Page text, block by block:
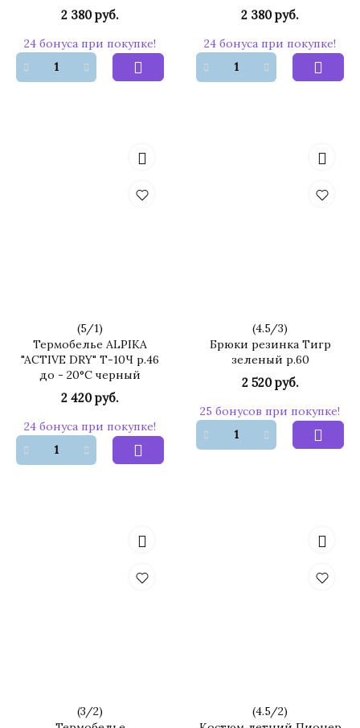
2 380 руб.
24 бонуса при покупке!
2 380 руб.
24 бонуса при покупке!
(5/1)
Термобелье ALPIKA
"ACTIVE DRY" Т-10Ч р.46
до - 20°С черный
2 420 руб.
24 бонуса при покупке!
(4.5/3)
Брюки резинка Тигр
зеленый р.60
2 520 руб.
25 бонусов при покупке!
(3/2)
(4.5/2)